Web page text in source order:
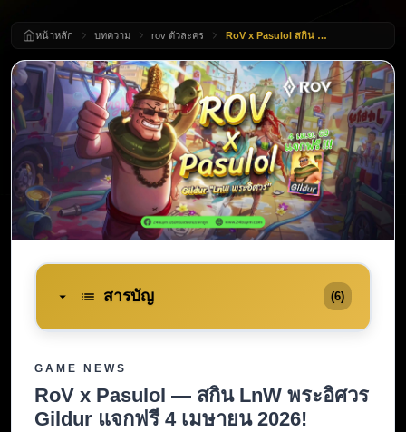
หน้าหลัก บทความ rov ตัวละคร RoV x Pasulol สกิน Gildur LnW พระอิศวร แจกฟรี 4 เมษายน 2026! เติมเกม RoV เตรียมรับได้เลย
สารบัญ (6)
GAME NEWS
RoV x Pasulol — สกิน LnW พระอิศวร
Gildur แจกฟรี 4 เมษายน 2026!